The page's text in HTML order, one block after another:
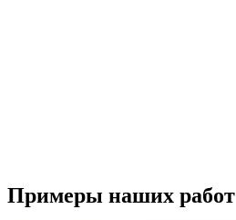
Примеры наших работ